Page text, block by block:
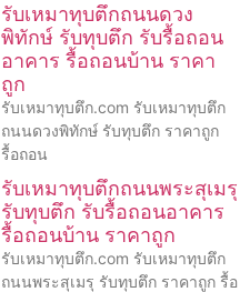
รับเหมาทุบตึกถนนดวง
พิทักษ์ รับทุบตึก รับรื้อถอน
อาคาร รื้อถอนบ้าน ราคา
ถูก
รับเหมาทุบตึก.com รับเหมาทุบตึก
ถนนดวงพิทักษ์ รับทุบตึก ราคาถูก
รื้อถอน
รับเหมาทุบตึกถนนพระสุเมรุ
รับทุบตึก รับรื้อถอนอาคาร
รื้อถอนบ้าน ราคาถูก
รับเหมาทุบตึก.com รับเหมาทุบตึก
ถนนพระสุเมรุ รับทุบตึก ราคาถูก รื้อ